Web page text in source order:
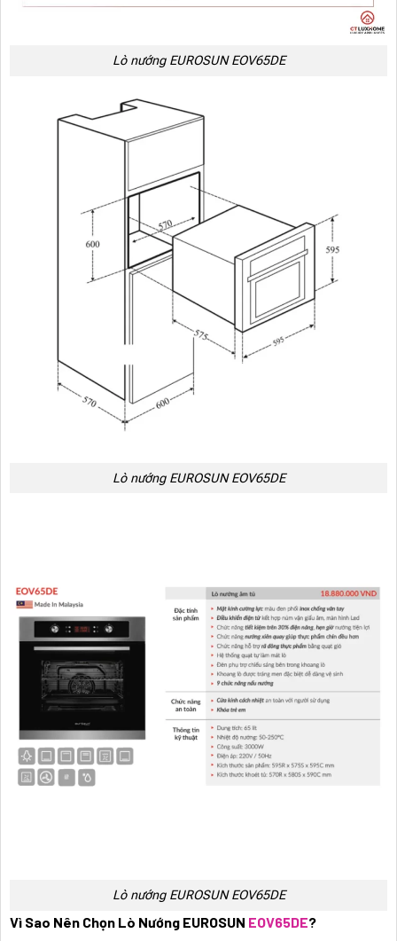
Lò nướng EUROSUN EOV65DE
Lò nướng EUROSUN EOV65DE
Lò nướng EUROSUN EOV65DE
Vì Sao Nên Chọn Lò Nướng EUROSUN EOV65DE?